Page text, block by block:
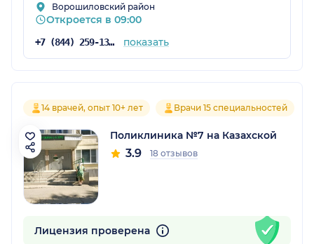
Ворошиловский район
Откроется в 09:00
+7 (844) 259-13-87 показать
14 врачей, опыт 10+ лет Врачи 15 специальностей
Поликлиника №7 на Казахской
3.9 18 отзывов
Лицензия проверена